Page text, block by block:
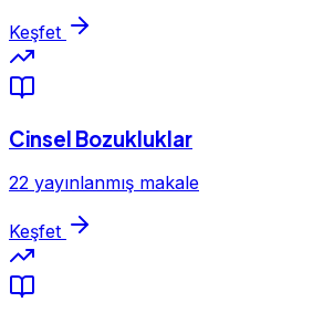
Keşfet
Cinsel Bozukluklar
22 yayınlanmış makale
Keşfet